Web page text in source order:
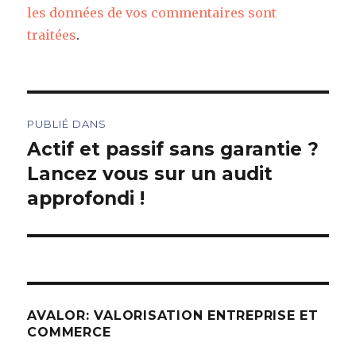
les données de vos commentaires sont
traitées.
de
l’article
PUBLIÉ DANS
Actif et passif sans garantie ?
Lancez vous sur un audit
approfondi !
AVALOR: VALORISATION ENTREPRISE ET
COMMERCE